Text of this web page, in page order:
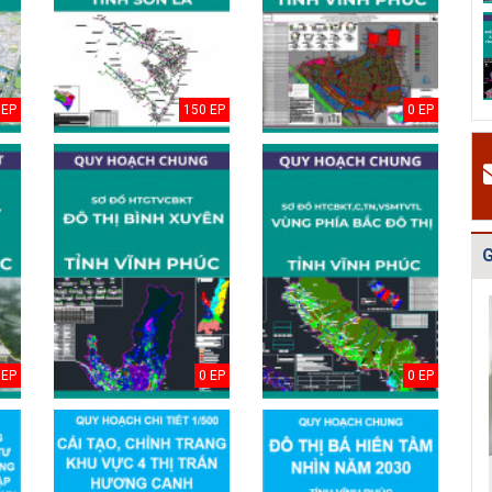
150 EP 0 EP
0 EP 0 EP
#
Quy hoạch tổng
thể phát triển
mạng lưới cấp
n...
Điều chỉnh quy
hoạch chung xây
dựng thị xã Ch...
Bản vẽ Hồ sơ
quy hoạch tổng
thể Thủ đô Hà
Nội...